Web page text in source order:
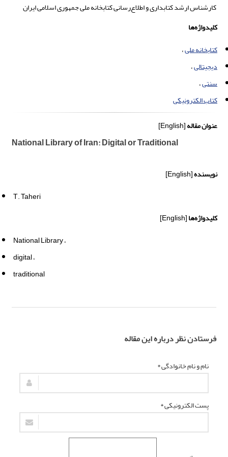
کارشناس ارشد کتابداری و اطلاع‌رسانی کتابخانه ملی جمهوری اسلامی ایران
کلیدواژه‌ها
کتابخانه ملی
دیجیتالی
سنتی
کتاب الکترونیکی
عنوان مقاله[English]
National Library of Iran: Digital or Traditional
نویسنده[English]
T. Taheri
کلیدواژه‌ها[English]
National Library
digital
traditional
فرستادن نظر درباره این مقاله
نام و نام خانوادگی *
پست الکترونیکی *